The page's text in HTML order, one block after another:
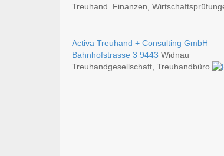
Treuhand. Finanzen,
Activa Treuhand + Consulting GmbH
Bahnhofstrasse 3 9443 Widnau
Treuhandgesellschaft, Treuhandbüro